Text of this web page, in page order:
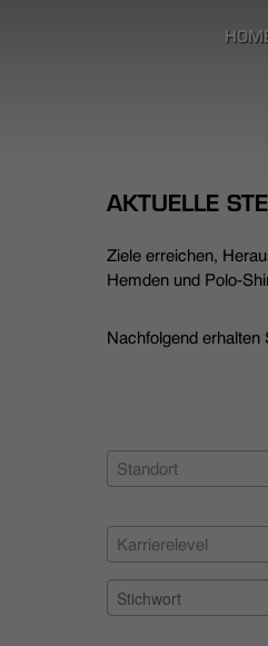
AKTUELLE
Ziele erreichen,
Hemden und Polo-
Nachfolgend
Standort
Karrierelevel